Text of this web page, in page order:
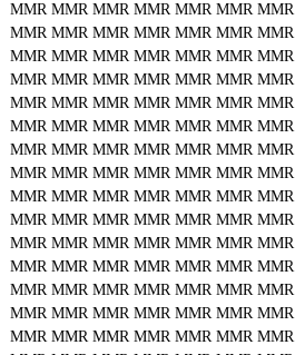
MMR MMR MMR MMR MMR MMR MMR
MMR MMR MMR MMR MMR MMR MMR
MMR MMR MMR MMR MMR MMR MMR
MMR MMR MMR MMR MMR MMR MMR
MMR MMR MMR MMR MMR MMR MMR
MMR MMR MMR MMR MMR MMR MMR
MMR MMR MMR MMR MMR MMR MMR
MMR MMR MMR MMR MMR MMR MMR
MMR MMR MMR MMR MMR MMR MMR
MMR MMR MMR MMR MMR MMR MMR
MMR MMR MMR MMR MMR MMR MMR
MMR MMR MMR MMR MMR MMR MMR
MMR MMR MMR MMR MMR MMR MMR
MMR MMR MMR MMR MMR MMR MMR
MMR MMR MMR MMR MMR MMR MMR